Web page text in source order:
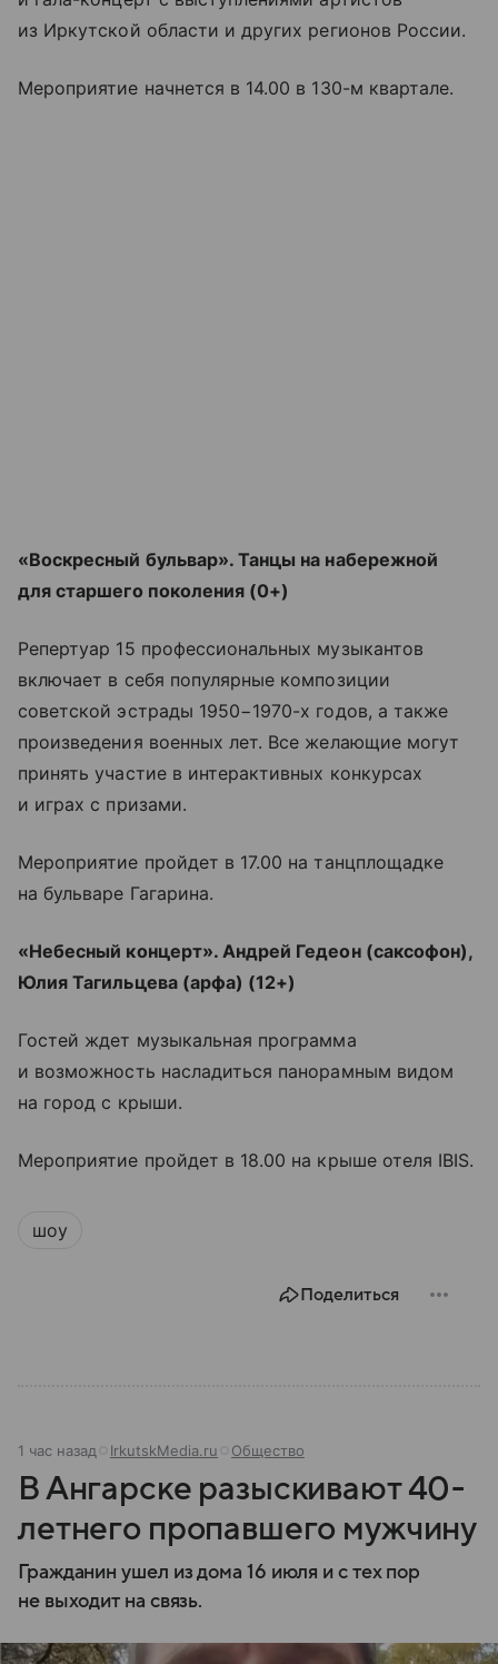
из Иркутской области и других регионов России.
Мероприятие начнется в 14.00 в 130-м квартале.
«Воскресный бульвар». Танцы на набережной
для старшего поколения (0+)
Репертуар 15 профессиональных музыкантов
включает в себя популярные композиции
советской эстрады 1950−1970-х годов, а также
произведения военных лет. Все желающие могут
принять участие в интерактивных конкурсах
и играх с призами.
Мероприятие пройдет в 17.00 на танцплощадке
на бульваре Гагарина.
«Небесный концерт». Андрей Гедеон (саксофон),
Юлия Тагильцева (арфа) (12+)
Гостей ждет музыкальная программа
и возможность насладиться панорамным видом
на город с крыши.
Мероприятие пройдет в 18.00 на крыше отеля IBIS.
шоу
Поделиться
1 час назад IrkutskMedia.ru Общество
В Ангарске разыскивают 40-
летнего пропавшего мужчину
Гражданин ушел из дома 16 июля и с тех пор
не выходит на связь.